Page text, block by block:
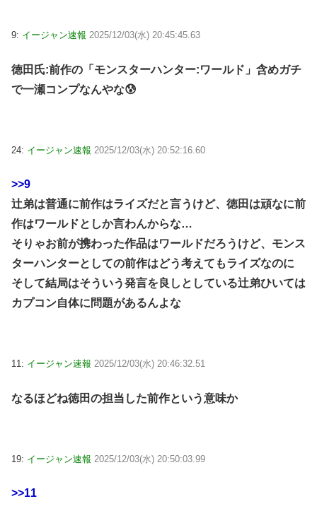
9: イージャン速報 2025/12/03(水) 20:45:45.63
徳田氏:前作の「モンスターハンター:ワールド」含めガチ
で一瀬コンプなんやな😰
24: イージャン速報 2025/12/03(水) 20:52:16.60
>>9
辻弟は普通に前作はライズだと言うけど、徳田は頑なに前
作はワールドとしか言わんからな…
そりゃお前が携わった作品はワールドだろうけど、モンス
ターハンターとしての前作はどう考えてもライズなのに
そして結局はそういう発言を良しとしている辻弟ひいては
カプコン自体に問題があるんよな
11: イージャン速報 2025/12/03(水) 20:46:32.51
なるほどね徳田の担当した前作という意味か
19: イージャン速報 2025/12/03(水) 20:50:03.99
>>11